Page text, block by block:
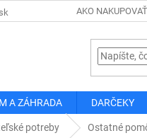
AKO NAKUPOVAŤ
A ZÁHRADA DARČEKY
potreby Ostatné